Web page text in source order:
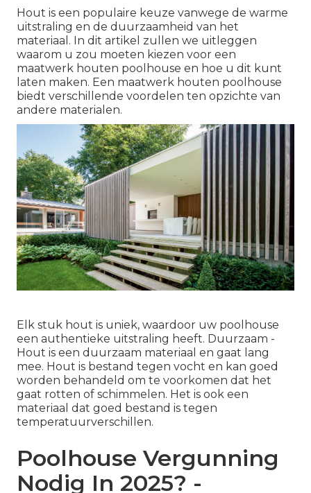
Hout is een populaire keuze vanwege de warme
uitstraling en de duurzaamheid van het
materiaal. In dit artikel zullen we uitleggen
waarom u zou moeten kiezen voor een
maatwerk houten poolhouse en hoe u dit kunt
laten maken. Een maatwerk houten poolhouse
biedt verschillende voordelen ten opzichte van
andere materialen.
Elk stuk hout is uniek, waardoor uw poolhouse
een authentieke uitstraling heeft. Duurzaam -
Hout is een duurzaam materiaal en gaat lang
mee. Hout is bestand tegen vocht en kan goed
worden behandeld om te voorkomen dat het
gaat rotten of schimmelen. Het is ook een
materiaal dat goed bestand is tegen
temperatuurverschillen.
Poolhouse Vergunning
Nodig In 2025? -